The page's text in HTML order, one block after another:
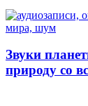
Звуки
природу со